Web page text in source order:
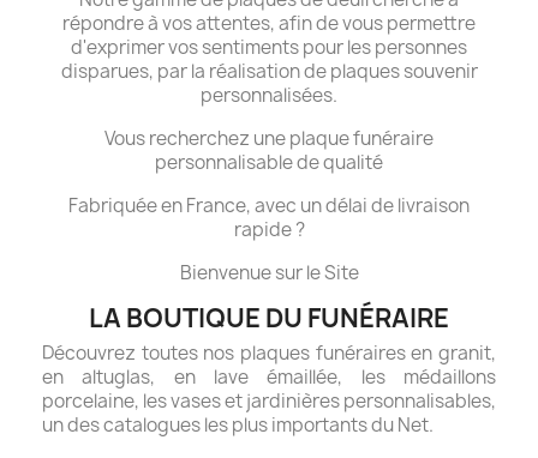
répondre à vos attentes, afin de vous permettre
d'exprimer vos sentiments pour les personnes
disparues, par la réalisation de plaques souvenir
personnalisées.
Vous recherchez une plaque funéraire
personnalisable de qualité
Fabriquée en France, avec un délai de livraison
rapide ?
Bienvenue sur le Site
LA BOUTIQUE DU FUNÉRAIRE
Découvrez toutes nos plaques funéraires en granit,
en altuglas, en lave émaillée, les médaillons
porcelaine, les vases et jardinières personnalisables,
un des catalogues les plus importants du Net.